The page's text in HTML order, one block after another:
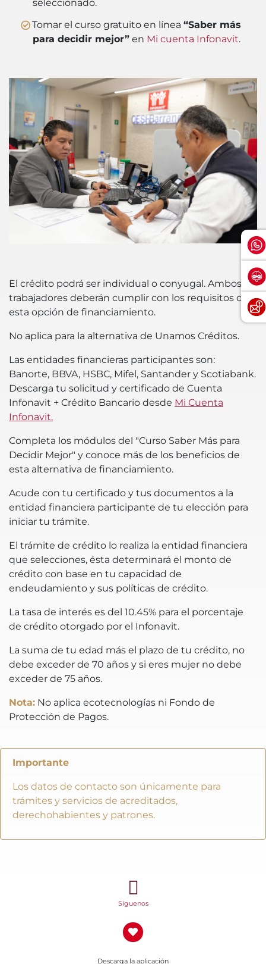
seleccionado.
Tomar el curso gratuito en línea “Saber más
para decidir mejor” en Mi cuenta Infonavit.
El crédito podrá ser individual o conyugal. Ambos
trabajadores deberán cumplir con los requisitos de
esta opción de financiamiento.
No aplica para la alternativa de Unamos Créditos.
Las entidades financieras participantes son:
Banorte, BBVA, HSBC, Mifel, Santander y Scotiabank.
Descarga tu solicitud y certificado de Cuenta
Infonavit + Crédito Bancario desde Mi Cuenta
Infonavit.
Completa los módulos del "Curso Saber Más para
Decidir Mejor" y conoce más de los beneficios de
esta alternativa de financiamiento.
Acude con tu certificado y tus documentos a la
entidad financiera participante de tu elección para
iniciar tu trámite.
El trámite de crédito lo realiza la entidad financiera
que selecciones, ésta determinará el monto de
crédito con base en tu capacidad de
endeudamiento y sus políticas de crédito.
La tasa de interés es del 10.45% para el porcentaje
de crédito otorgado por el Infonavit.
La suma de tu edad más el plazo de tu crédito, no
debe exceder de 70 años y si eres mujer no debe
exceder de 75 años.
Nota: No aplica ecotecnologías ni Fondo de
Protección de Pagos.
Importante
Los datos de contacto son únicamente para
trámites y servicios de acreditados,
derechohabientes y patrones.
Síguenos
Descarga la aplicación